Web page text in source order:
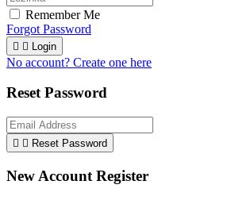
Remember Me
Forgot Password
  Login
No account? Create one here
Reset Password
  Reset Password
New Account Register